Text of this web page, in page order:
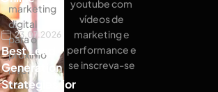
23.07.2026
Best Lead
Generation
Strategies for
marketing
digital
para o
próximo
nível
com
youtube com
vídeos de
marketing e
performance e
se inscreva-se